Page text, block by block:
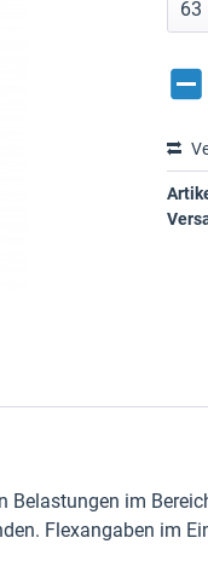
im
Flexangaben im